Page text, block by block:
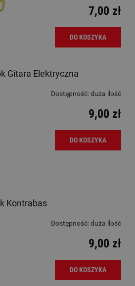
7,00 zł
DO KOSZYKA
Gitara Elektryczna
Dostępność:duża ilość
9,00 zł
DO KOSZYKA
Kontrabas
Dostępność:duża ilość
9,00 zł
DO KOSZYKA